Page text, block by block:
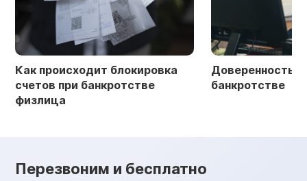
Как происходит блокировка
счетов при банкротстве
физлица
Доверенность
банкротстве
Перезвоним и бесплатно